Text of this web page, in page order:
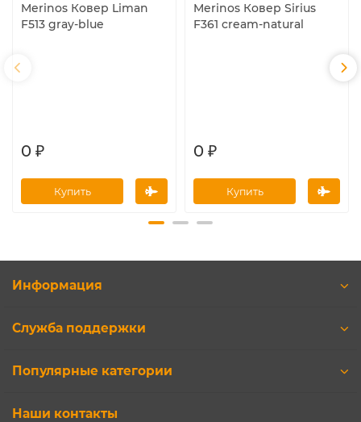
Merinos Ковер Liman
F513 gray-blue
0 ₽
Купить
Merinos Ковер Sirius
F361 cream-natural
0 ₽
Купить
Информация
Служба поддержки
Популярные категории
Наши контакты